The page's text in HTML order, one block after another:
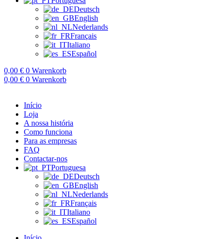
Deutsch
English
Nederlands
Français
Italiano
Español
0,00 € 0 Warenkorb
0,00 € 0 Warenkorb
Início
Loja
A nossa história
Como funciona
Para as empresas
FAQ
Contactar-nos
Portuguesa
Deutsch
English
Nederlands
Français
Italiano
Español